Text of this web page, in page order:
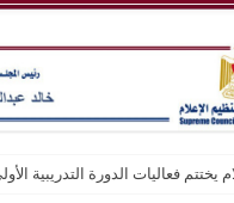
يختتم فعاليات الدورة التدريبية